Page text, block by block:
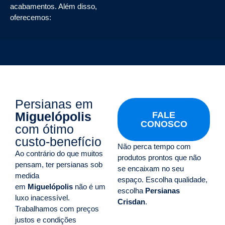
acabamentos. Além disso,
oferecemos:
Persianas em
Miguelópolis
com ótimo
custo-benefício
Ao contrário do que muitos
pensam, ter persianas sob
medida
em Miguelópolis não é um
luxo inacessível.
Trabalhamos com preços
justos e condições
FALE
CONOSCO
Não perca tempo com
produtos prontos que não
se encaixam no seu
espaço. Escolha qualidade,
escolha Persianas
Crisdan.